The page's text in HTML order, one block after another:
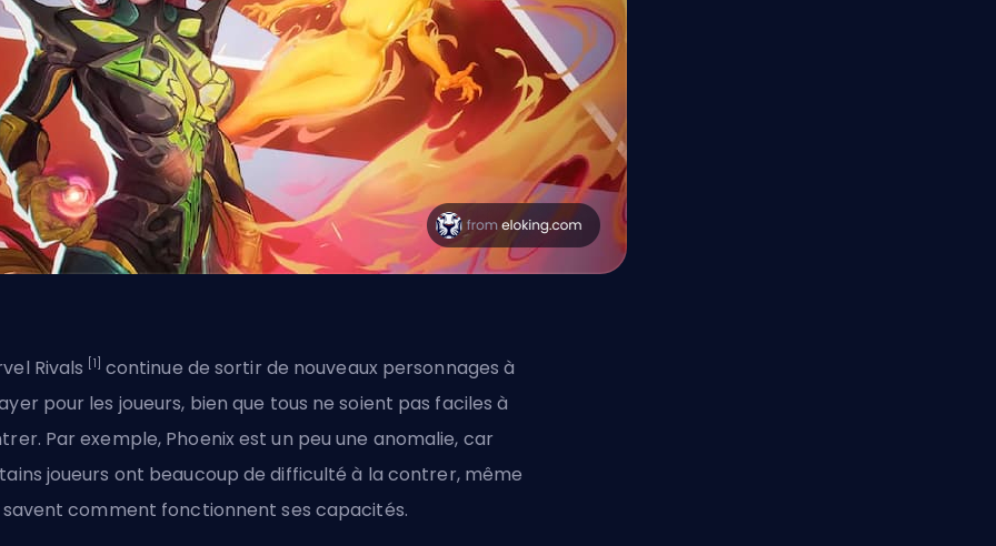
Rivals [1] continue de sortir de nouveaux personnages à
pour les joueurs, bien que tous ne soient pas faciles à
Par exemple, Phoenix est un peu une anomalie, car
joueurs ont beaucoup de difficulté à la contrer, même
savent comment fonctionnent ses capacités.